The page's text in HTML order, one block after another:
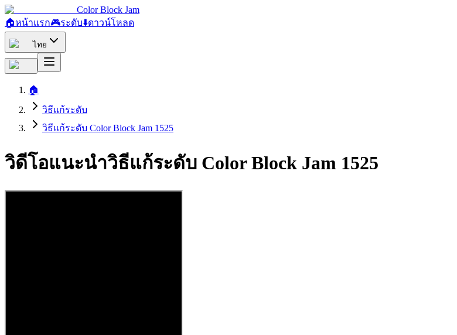
Color Block Jam
🏠หน้าแรก🎮ระดับ⬇️ดาวน์โหลด
ไทย
🏠
วิธีแก้ระดับ
วิธีแก้ระดับ Color Block Jam 1525
วิดีโอแนะนำวิธีแก้ระดับ Color Block Jam 1525